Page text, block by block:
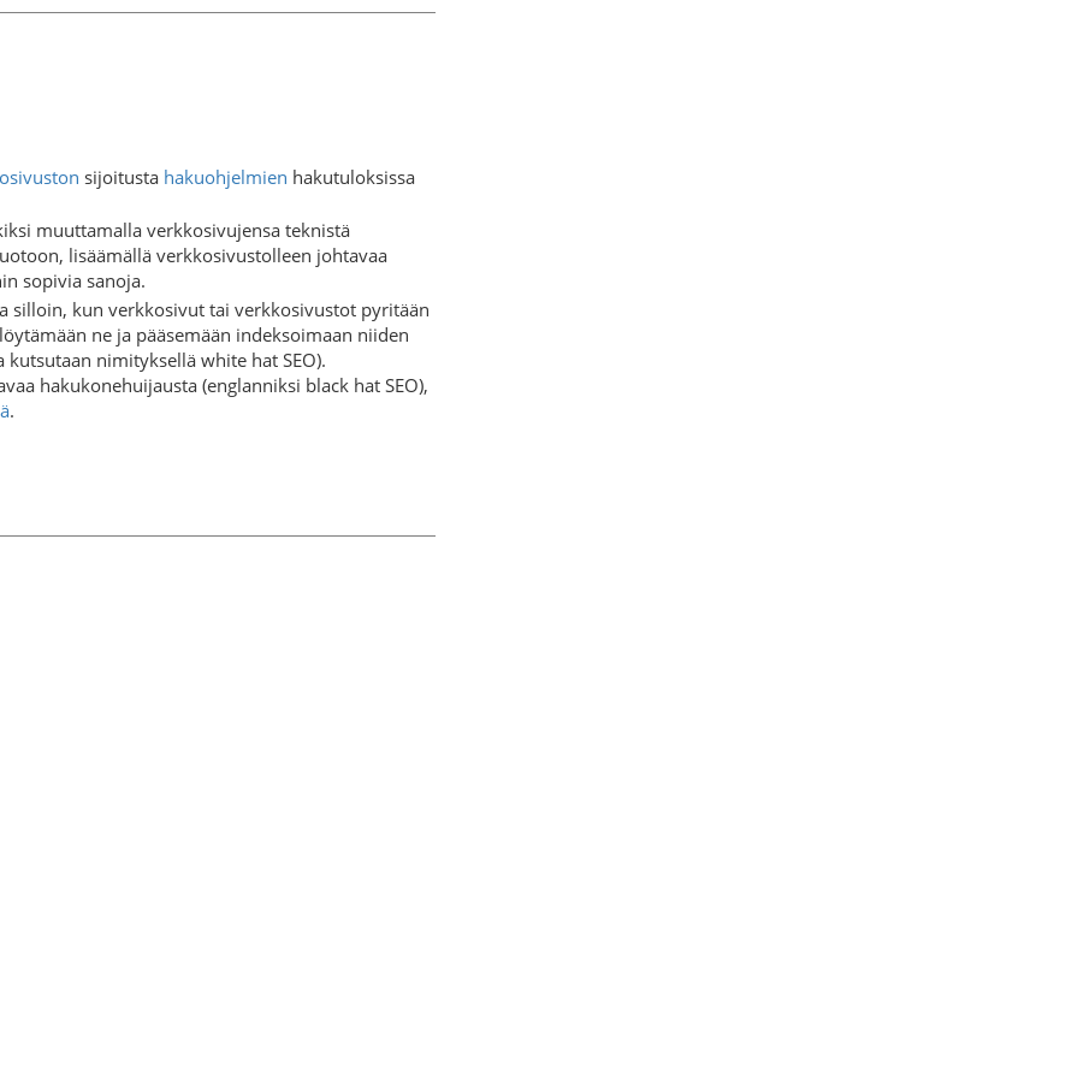
sijoitusta hakuohjelmien hakutuloksissa
muuttamalla verkkosivujensa teknistä
lisäämällä verkkosivustolleen johtavaa
sopivia sanoja.
silloin, kun verkkosivut tai verkkosivustot pyritään
ne ja pääsemään indeksoimaan niiden
nimityksellä white hat SEO).
hakukonehuijausta (englanniksi black hat SEO),
.